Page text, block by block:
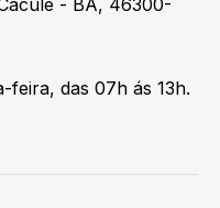
- BA, 46300-
feira, das 07h ás 13h.